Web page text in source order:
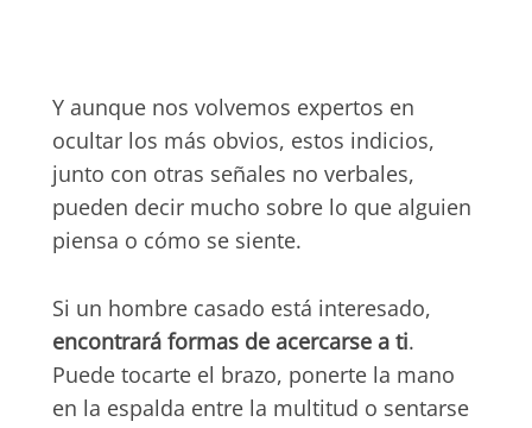
Y aunque nos volvemos expertos en
ocultar los más obvios, estos indicios,
junto con otras señales no verbales,
pueden decir mucho sobre lo que alguien
piensa o cómo se siente.
Si un hombre casado está interesado,
encontrará formas de acercarse a ti.
Puede tocarte el brazo, ponerte la mano
en la espalda entre la multitud o sentarse